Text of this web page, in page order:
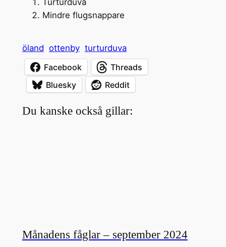
Turturduva
Mindre flugsnappare
öland ottenby turturduva
Facebook
Threads
Bluesky
Reddit
Du kanske också gillar:
Månadens fåglar – september 2024